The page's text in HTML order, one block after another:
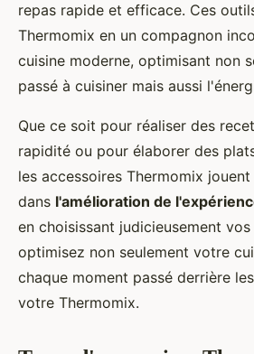
repas rapide et efficace. Ces
Thermomix en un compagnon
cuisine moderne, optimisant non
passé à cuisiner mais aussi
Que ce soit pour réaliser des
rapidité ou pour élaborer des
les accessoires Thermomix
dans l'amélioration de
en choisissant judicieusement
optimisez non seulement votre
chaque moment passé derrière
votre Thermomix.